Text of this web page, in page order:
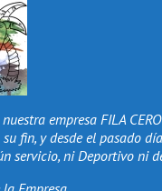
empresa FILA
fin, y desde el pasado
servicio, ni Deportivo ni